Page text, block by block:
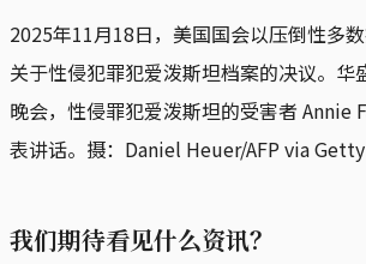
2025年11月18日，美国国会以压倒性多
关于性侵犯罪犯爱泼斯坦档案的决议。华
晚会，性侵罪犯爱泼斯坦的受害者 Annie
表讲话。摄：Daniel Heuer/AFP via
我们期待看见什么资讯？